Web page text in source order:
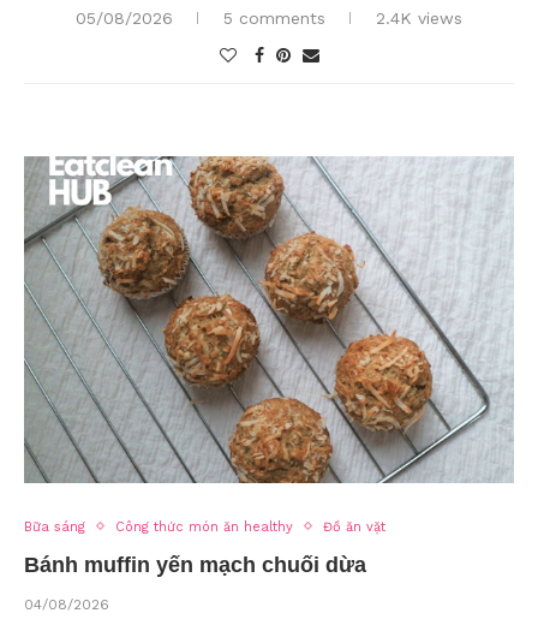
05/08/2026 5 comments 2.4K views
Bữa sáng Công thức món ăn healthy Đồ ăn vặt
Bánh muffin yến mạch chuối dừa
04/08/2026